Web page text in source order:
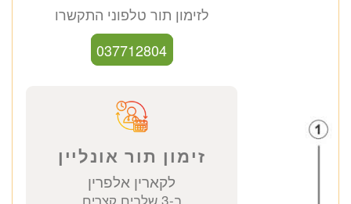
יועצת גנטיקאית
כתובת מרפאה: קויפמן 6 תל אביב
1950 ₪
לזימון תור טלפוני התקשרו
037712804